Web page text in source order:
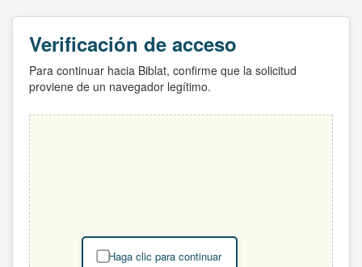
Verificación de acceso
Para continuar hacia Biblat, confirme que la solicitud
proviene de un navegador legítimo.
Haga clic para continuar